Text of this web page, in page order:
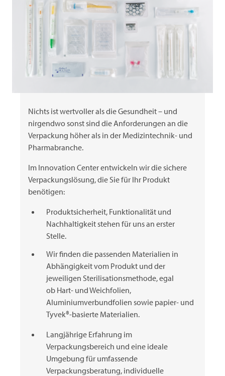
Nichts ist wertvoller als die Gesundheit – und
nirgendwo sonst sind die Anforderungen an die
Verpackung höher als in der Medizintechnik- und
Pharmabranche.
Im Innovation Center entwickeln wir die sichere
Verpackungslösung, die Sie für Ihr Produkt
benötigen:
Produktsicherheit, Funktionalität und
Nachhaltigkeit stehen für uns an erster
Stelle.
Wir finden die passenden Materialien in
Abhängigkeit vom Produkt und der
jeweiligen Sterilisationsmethode, egal
ob Hart- und Weichfolien,
Aluminiumverbundfolien sowie papier- und
Tyvek®-basierte Materialien.
Langjährige Erfahrung im
Verpackungsbereich und eine ideale
Umgebung für umfassende
Verpackungsberatung, individuelle